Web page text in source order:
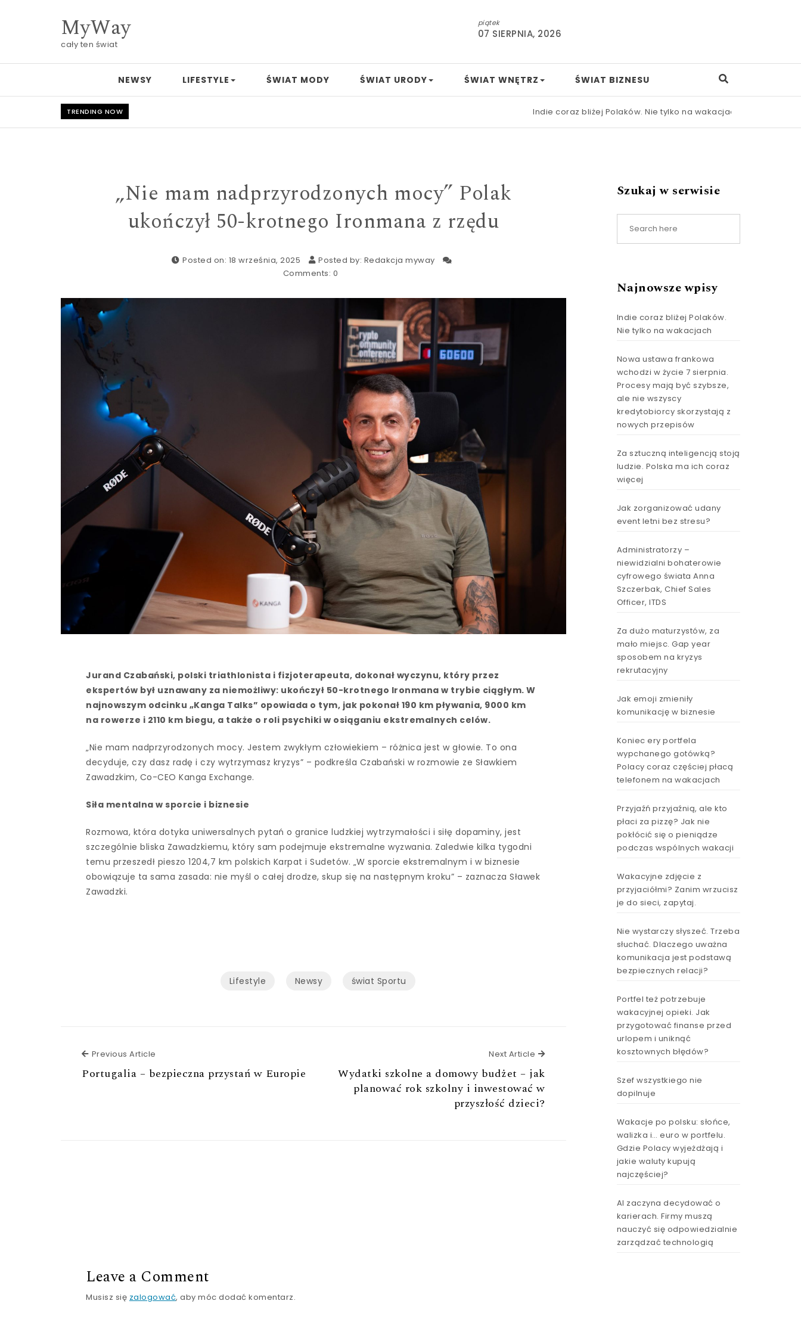
MyWay
cały ten świat
piątek
07 SIERPNIA, 2026
NEWSY LIFESTYLE ŚWIAT MODY ŚWIAT URODY ŚWIAT WNĘTRZ ŚWIAT BIZNESU
TRENDING NOW Indie coraz bliżej Polaków. Nie tylko na wakacjach |
„Nie mam nadprzyrodzonych mocy” Polak
ukończył 50-krotnego Ironmana z rzędu
Posted on: 18 września, 2025 Posted by: Redakcja myway
Comments: 0
Jurand Czabański, polski triathlonista i fizjoterapeuta, dokonał wyczynu, który przez
ekspertów był uznawany za niemożliwy: ukończył 50-krotnego Ironmana w trybie ciągłym. W
najnowszym odcinku „Kanga Talks” opowiada o tym, jak pokonał 190 km pływania, 9000 km
na rowerze i 2110 km biegu, a także o roli psychiki w osiąganiu ekstremalnych celów.
„Nie mam nadprzyrodzonych mocy. Jestem zwykłym człowiekiem – różnica jest w głowie. To ona
decyduje, czy dasz radę i czy wytrzymasz kryzys” – podkreśla Czabański w rozmowie ze Sławkiem
Zawadzkim, Co-CEO Kanga Exchange.
Siła mentalna w sporcie i biznesie
Rozmowa, która dotyka uniwersalnych pytań o granice ludzkiej wytrzymałości i siłę dopaminy, jest
szczególnie bliska Zawadzkiemu, który sam podejmuje ekstremalne wyzwania. Zaledwie kilka tygodni
temu przeszedł pieszo 1204,7 km polskich Karpat i Sudetów. „W sporcie ekstremalnym i w biznesie
obowiązuje ta sama zasada: nie myśl o całej drodze, skup się na następnym kroku” – zaznacza Sławek
Zawadzki.
Lifestyle Newsy świat Sportu
Previous Article
Portugalia – bezpieczna przystań w Europie
Next Article Next Article
Wydatki szkolne a domowy budżet – jak
planować rok szkolny i inwestować w
przyszłość dzieci?
Leave a Comment
Musisz się zalogować, aby móc dodać komentarz.
Szukaj w serwisie
Najnowsze wpisy
Indie coraz bliżej Polaków.
Nie tylko na wakacjach
Nowa ustawa frankowa
wchodzi w życie 7 sierpnia.
Procesy mają być szybsze,
ale nie wszyscy
kredytobiorcy skorzystają z
nowych przepisów
Za sztuczną inteligencją stoją
ludzie. Polska ma ich coraz
więcej
Jak zorganizować udany
event letni bez stresu?
Administratorzy –
niewidzialni bohaterowie
cyfrowego świata Anna
Szczerbak, Chief Sales
Officer, ITDS
Za dużo maturzystów, za
mało miejsc. Gap year
sposobem na kryzys
rekrutacyjny
Jak emoji zmieniły
komunikację w biznesie
Koniec ery portfela
wypchanego gotówką?
Polacy coraz częściej płacą
telefonem na wakacjach
Przyjaźń przyjaźnią, ale kto
płaci za pizzę? Jak nie
pokłócić się o pieniądze
podczas wspólnych wakacji
Wakacyjne zdjęcie z
przyjaciółmi? Zanim wrzucisz
je do sieci, zapytaj.
Nie wystarczy słyszeć. Trzeba
słuchać. Dlaczego uważna
komunikacja jest podstawą
bezpiecznych relacji?
Portfel też potrzebuje
wakacyjnej opieki. Jak
przygotować finanse przed
urlopem i uniknąć
kosztownych błędów?
Szef wszystkiego nie
dopilnuje
Wakacje po polsku: słońce,
walizka i… euro w portfelu.
Gdzie Polacy wyjeżdżają i
jakie waluty kupują
najczęściej?
AI zaczyna decydować o
karierach. Firmy muszą
nauczyć się odpowiedzialnie
zarządzać technologią